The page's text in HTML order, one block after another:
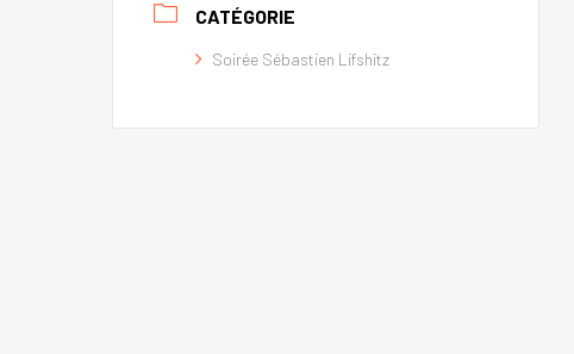
CATÉGORIE
Soirée Sébastien Lifshitz